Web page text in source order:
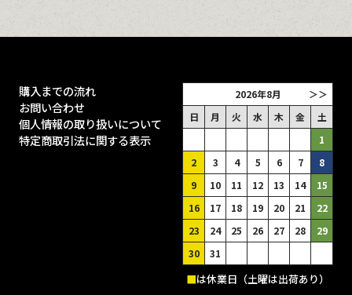
購入までの流れ
お問い合わせ
個人情報の取り扱いについて
特定商取引法に関する表示
＞＞
2026年8月
日
月 火 水 木 金
土
1
2
3 4 5 6 7
8
9
10 11 12 13 14
15
16
17 18 19 20 21
22
23
24 25 26 27 28
29
30
31
■は休業日（土曜は出荷あり）